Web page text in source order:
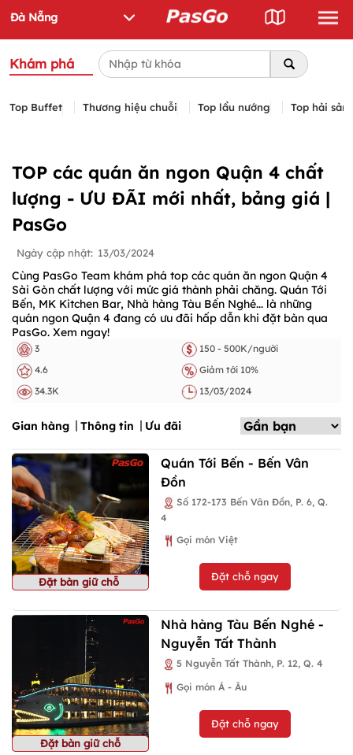
Khám phá
Top Buffet Thương hiệu chuỗi Top lẩu nướng Top hải sản
TOP các quán ăn ngon Quận 4 chất
lượng - ƯU ĐÃI mới nhất, bảng giá |
PasGo
Ngày cập nhật: 13/03/2024
Cùng PasGo Team khám phá top các quán ăn ngon Quận 4
Sài Gòn chất lượng với mức giá thành phải chăng. Quán Tới
Bến, MK Kitchen Bar, Nhà hàng Tàu Bến Nghé... là những
quán ngon Quận 4 đang có ưu đãi hấp dẫn khi đặt bàn qua
PasGo. Xem ngay!
3
150 - 500K/người
4.6
Giảm tới 10%
34.3K
13/03/2024
Gian hàng Thông tin Ưu đãi
Đặt bàn giữ chỗ
Quán Tới Bến - Bến Vân
Đồn
Số 172-173 Bến Vân Đồn, P. 6, Q.
4
Gọi món Việt
Đặt chỗ ngay
Đặt bàn giữ chỗ
Nhà hàng Tàu Bến Nghé -
Nguyễn Tất Thành
5 Nguyễn Tất Thành, P. 12, Q. 4
Gọi món Á - Âu
Đặt chỗ ngay